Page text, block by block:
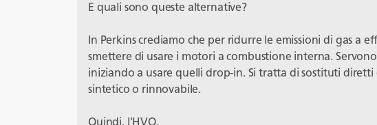
E quali sono queste alternative?
In Perkins crediamo che per ridurre le emissioni di gas a
smettere di usare i motori a combustione interna.
iniziando a usare quelli drop-in. Si tratta di sostituti diretti
sintetico o rinnovabile.
Quindi, l'HVO.